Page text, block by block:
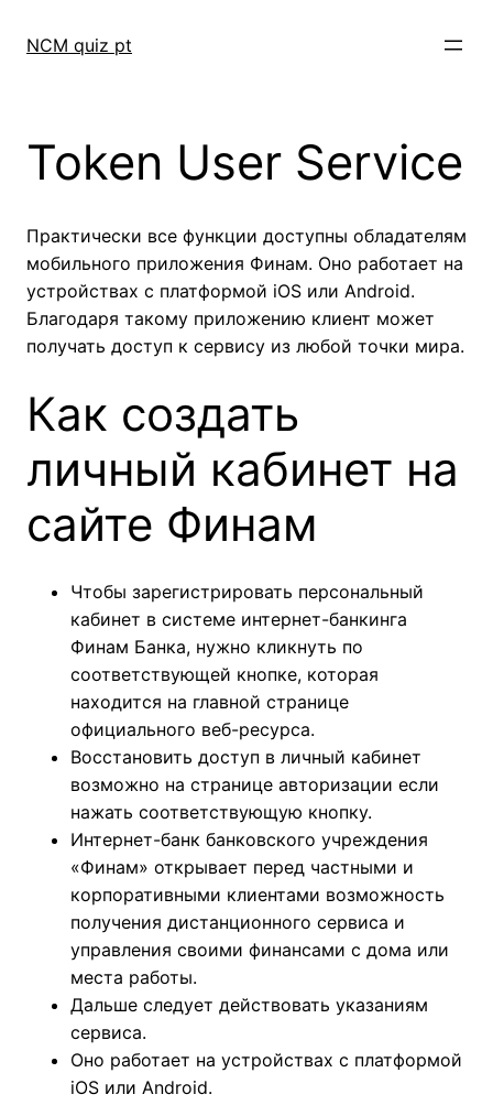
NCM quiz pt
Token User Service
Практически все функции доступны обладателям
мобильного приложения Финам. Оно работает на
устройствах с платформой iOS или Android.
Благодаря такому приложению клиент может
получать доступ к сервису из любой точки мира.
Как создать
личный кабинет на
сайте Финам
Чтобы зарегистрировать персональный
кабинет в системе интернет-банкинга
Финам Банка, нужно кликнуть по
соответствующей кнопке, которая
находится на главной странице
официального веб-ресурса.
Восстановить доступ в личный кабинет
возможно на странице авторизации если
нажать соответствующую кнопку.
Интернет-банк банковского учреждения
«Финам» открывает перед частными и
корпоративными клиентами возможность
получения дистанционного сервиса и
управления своими финансами с дома или
места работы.
Дальше следует действовать указаниям
сервиса.
Оно работает на устройствах с платформой
iOS или Android.